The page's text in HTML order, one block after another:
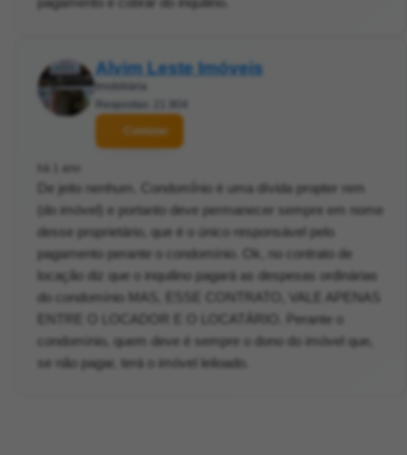
Alvim Leste Imóveis
Imobiliária
Respostas: 21.904
Contatar
há 1 ano
De jeito nenhum. CondomÍnio é uma dívida propter rem
(do imóvel) e portanto deve permanecer sempre em nome
desse proprietário, que é o único responsável pelo
pagamento perante o condomínio. Ok, no contrato de
locação diz que o inquilino pagará as despesas ordinárias
do condomínio MAS, ESSE CONTRATO, VALE APENAS
ENTRE O LOCADOR E O LOCATÁRIO. Perante o
condomínio, quem deve é sempre o dono do imóvel que,
se não pagar, terá o imóvel leiloado.